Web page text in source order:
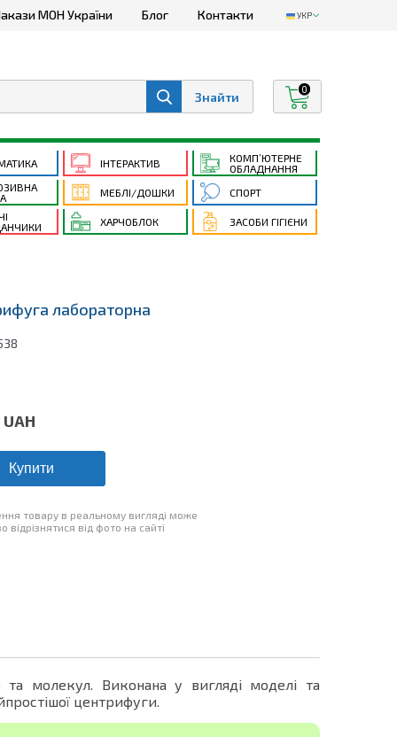
МОН України Блог Контакти УКР
0
ІНТЕРАКТИВ
КОМП’ЮТЕРНЕ
ОБЛАДНАННЯ
МЕБЛІ/ДОШКИ СПОРТ
ХАРЧОБЛОК ЗАСОБИ ГІГІЄНИ
лабораторна
UAH
Купити
товару в реальному вигляді може
відрізнятися від фото на сайті
та молекул. Виконана у вигляді моделі та
центрифуги.